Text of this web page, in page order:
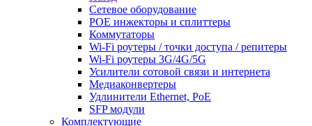
Сетевое оборудование
POE инжекторы и сплиттеры
Коммутаторы
Wi-Fi роутеры / точки доступа / репитеры
Wi-Fi роутеры 3G/4G/5G
Усилители сотовой связи и интернета
Медиаконвертеры
Удлинители Ethernet, PoE
SFP модули
Комплектующие